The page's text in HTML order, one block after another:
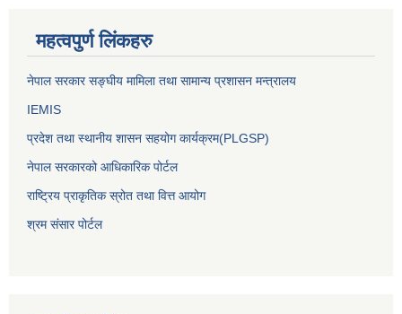
महत्वपुर्ण लिंकहरु
नेपाल सरकार सङ्घीय मामिला तथा सामान्य प्रशासन मन्त्रालय
IEMIS
प्रदेश तथा स्थानीय शासन सहयोग कार्यक्रम(PLGSP)
नेपाल सरकारको आधिकारिक पोर्टल
राष्ट्रिय प्राकृतिक स्रोत तथा वित्त आयोग
श्रम संसार पोर्टल